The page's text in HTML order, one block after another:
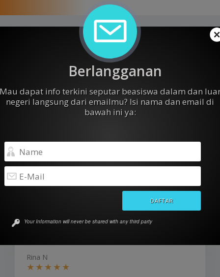
Dipercaya oleh banyak pencari beasiswa
4.8
394 Ratings & Reviews
★★
“Membuka pikiran untuk meraih cita-cita bersama
Rina N
★ ★ ★ ★ ★
Berlangganan
dapat info terkini seputar beasiswa dalam dan
negeri langsung dari emailmu? Isi nama dan email di
bawah ini ya:
Your Information will never be shared with any third party